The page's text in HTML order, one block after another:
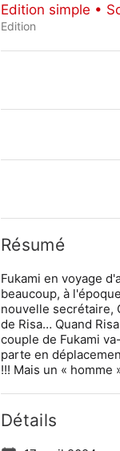
Edition simple •
Edition
Résumé
Fukami en voyage
beaucoup, à
nouvelle secrétaire,
de Risa… Quand
couple de Fukami
parte en
!!! Mais un «
Détails